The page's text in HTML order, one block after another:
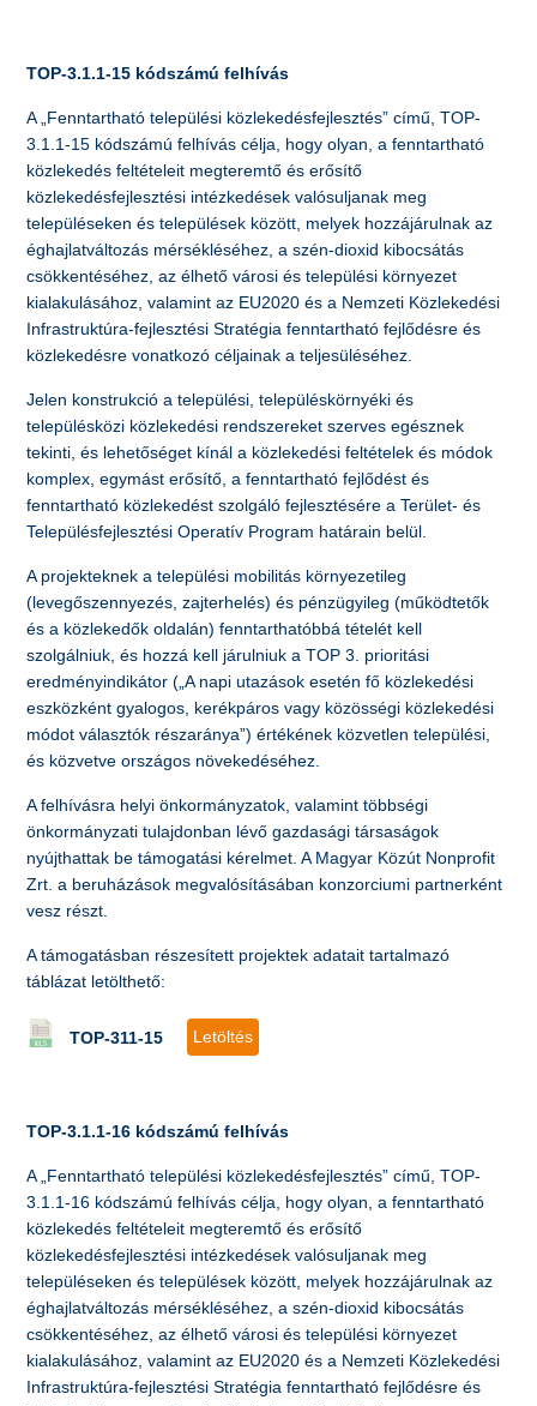
TOP-3.1.1-15 kódszámú felhívás
A „Fenntartható települési közlekedésfejlesztés” című, TOP-
3.1.1-15 kódszámú felhívás célja, hogy olyan, a fenntartható
közlekedés feltételeit megteremtő és erősítő
közlekedésfejlesztési intézkedések valósuljanak meg
településeken és települések között, melyek hozzájárulnak az
éghajlatváltozás mérsékléséhez, a szén-dioxid kibocsátás
csökkentéséhez, az élhető városi és települési környezet
kialakulásához, valamint az EU2020 és a Nemzeti Közlekedési
Infrastruktúra-fejlesztési Stratégia fenntartható fejlődésre és
közlekedésre vonatkozó céljainak a teljesüléséhez.
Jelen konstrukció a települési, településkörnyéki és
településközi közlekedési rendszereket szerves egésznek
tekinti, és lehetőséget kínál a közlekedési feltételek és módok
komplex, egymást erősítő, a fenntartható fejlődést és
fenntartható közlekedést szolgáló fejlesztésére a Terület- és
Településfejlesztési Operatív Program határain belül.
A projekteknek a települési mobilitás környezetileg
(levegőszennyezés, zajterhelés) és pénzügyileg (működtetők
és a közlekedők oldalán) fenntarthatóbbá tételét kell
szolgálniuk, és hozzá kell járulniuk a TOP 3. prioritási
eredményindikátor („A napi utazások esetén fő közlekedési
eszközként gyalogos, kerékpáros vagy közösségi közlekedési
módot választók részaránya”) értékének közvetlen települési,
és közvetve országos növekedéséhez.
A felhívásra helyi önkormányzatok, valamint többségi
önkormányzati tulajdonban lévő gazdasági társaságok
nyújthattak be támogatási kérelmet. A Magyar Közút Nonprofit
Zrt. a beruházások megvalósításában konzorciumi partnerként
vesz részt.
A támogatásban részesített projektek adatait tartalmazó
táblázat letölthető:
TOP-311-15 Letöltés
TOP-3.1.1-16 kódszámú felhívás
A „Fenntartható települési közlekedésfejlesztés” című, TOP-
3.1.1-16 kódszámú felhívás célja, hogy olyan, a fenntartható
közlekedés feltételeit megteremtő és erősítő
közlekedésfejlesztési intézkedések valósuljanak meg
településeken és települések között, melyek hozzájárulnak az
éghajlatváltozás mérsékléséhez, a szén-dioxid kibocsátás
csökkentéséhez, az élhető városi és települési környezet
kialakulásához, valamint az EU2020 és a Nemzeti Közlekedési
Infrastruktúra-fejlesztési Stratégia fenntartható fejlődésre és